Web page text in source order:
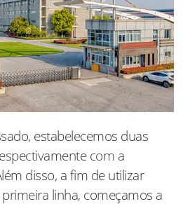
estabelecemos duas
com a
disso, a fim de utilizar
linha, começamos a